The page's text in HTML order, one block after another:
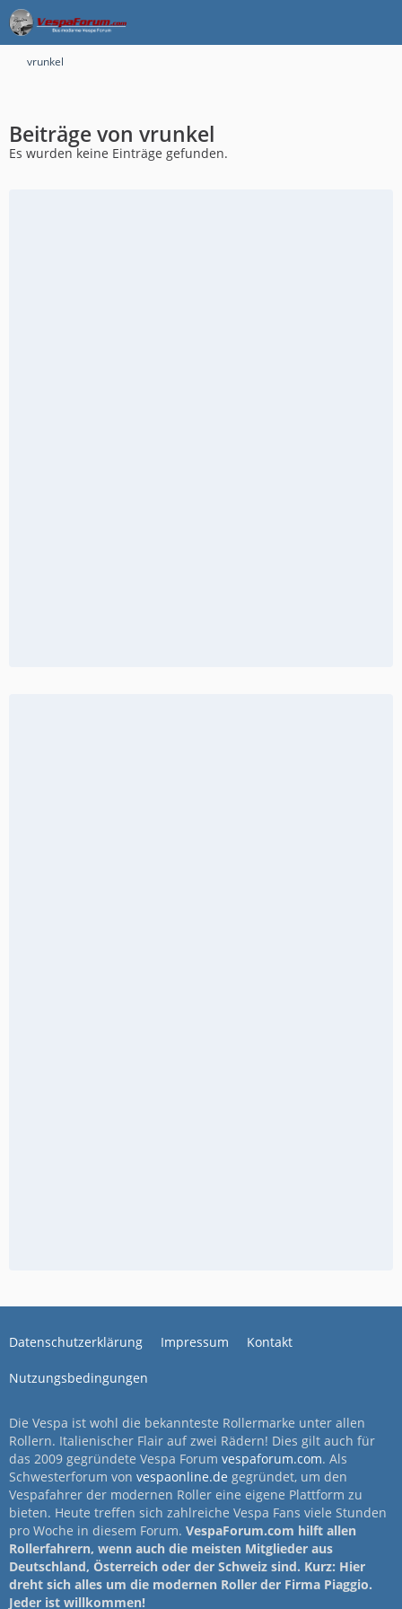
vrunkel
Beiträge von vrunkel
Es wurden keine Einträge gefunden.
Datenschutzerklärung Impressum Kontakt
Nutzungsbedingungen
Die Vespa ist wohl die bekannteste Rollermarke unter allen
Rollern. Italienischer Flair auf zwei Rädern! Dies gilt auch für
das 2009 gegründete Vespa Forum vespaforum.com. Als
Schwesterforum von vespaonline.de gegründet, um den
Vespafahrer der modernen Roller eine eigene Plattform zu
bieten. Heute treffen sich zahlreiche Vespa Fans viele Stunden
pro Woche in diesem Forum. VespaForum.com hilft allen
Rollerfahrern, wenn auch die meisten Mitglieder aus
Deutschland, Österreich oder der Schweiz sind. Kurz: Hier
dreht sich alles um die modernen Roller der Firma Piaggio.
Jeder ist willkommen!